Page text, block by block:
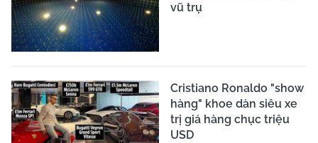
vũ trụ
Cristiano Ronaldo "show
hàng" khoe dàn siêu xe
trị giá hàng chục triệu
USD